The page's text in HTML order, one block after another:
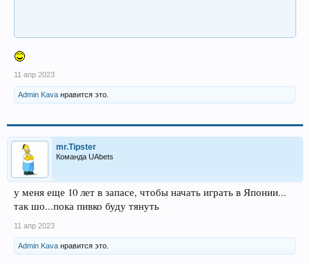
11 апр 2023
Admin Kava нравится это.
mr.Tipster
Команда UAbets
у меня еще 10 лет в запасе, чтобы начать играть в Японии...
так шо...пока пивко буду тянуть
11 апр 2023
Admin Kava нравится это.